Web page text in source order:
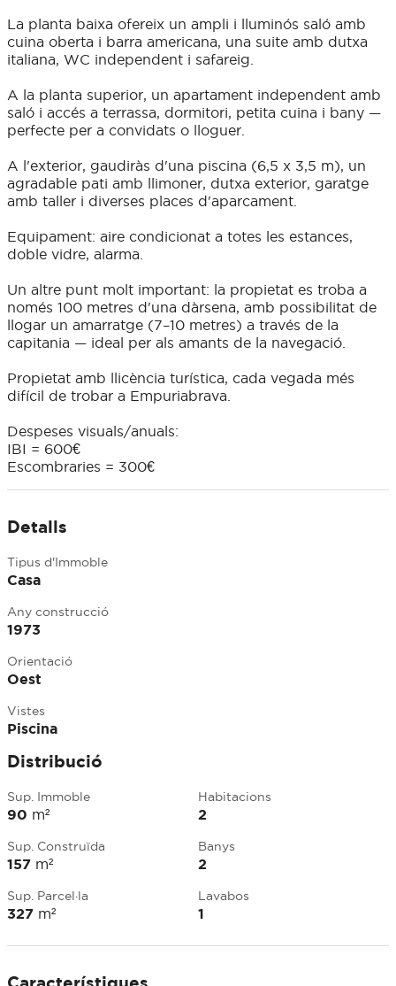
La planta baixa ofereix un ampli i lluminós saló amb
cuina oberta i barra americana, una suite amb dutxa
italiana, WC independent i safareig.
A la planta superior, un apartament independent amb
saló i accés a terrassa, dormitori, petita cuina i bany —
perfecte per a convidats o lloguer.
A l'exterior, gaudiràs d'una piscina (6,5 x 3,5 m), un
agradable pati amb llimoner, dutxa exterior, garatge
amb taller i diverses places d'aparcament.
Equipament: aire condicionat a totes les estances,
doble vidre, alarma.
Un altre punt molt important: la propietat es troba a
només 100 metres d'una dàrsena, amb possibilitat de
llogar un amarratge (7–10 metres) a través de la
capitania — ideal per als amants de la navegació.
Propietat amb llicència turística, cada vegada més
difícil de trobar a Empuriabrava.
Despeses visuals/anuals:
IBI = 600€
Escombraries = 300€
Detalls
Tipus d'Immoble
Casa
Any construcció
1973
Orientació
Oest
Vistes
Piscina
Distribució
Sup. Immoble
90 m²
Sup. Construïda
157 m²
Sup. Parcel·la
327 m²
Habitacions
2
Banys
2
Lavabos
1